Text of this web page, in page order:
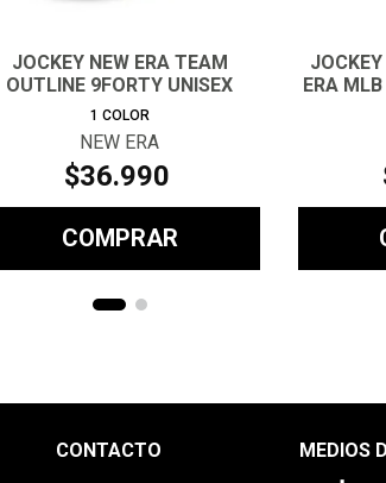
JOCKEY NEW ERA TEAM
OUTLINE 9FORTY UNISEX
1 COLOR
NEW ERA
$36.990
COMPRAR
ERA
CONTACTO MEDIOS